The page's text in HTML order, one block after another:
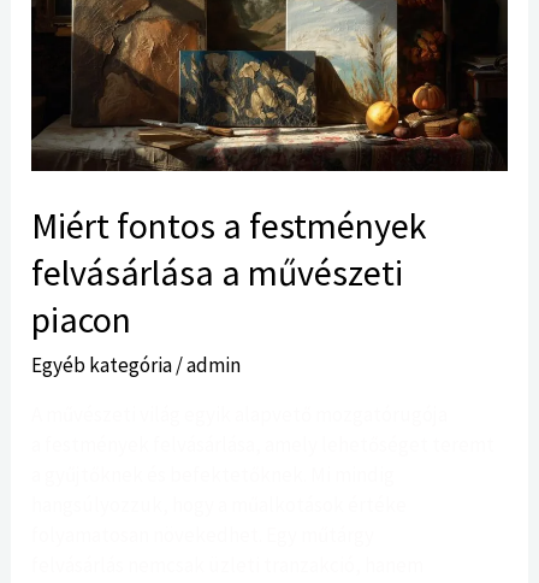
Miért fontos a festmények
felvásárlása a művészeti
piacon
Egyéb kategória/admin
felvásárlása a
művészeti